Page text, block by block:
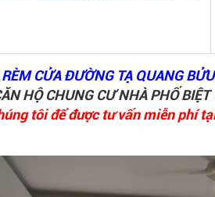
CỬA ĐƯỜNG TẠ QUANG
HỘ CHUNG CƯ NHÀ PHỐ
tôi để được tư vấn miễn phí